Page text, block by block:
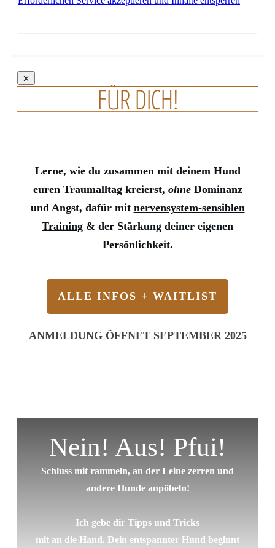
FÜR DICH!
Lerne, wie du zusammen mit deinem Hund
euren Traumalltag kreierst, ohne Dominanz
und Angst, dafür mit nervensystem-sensiblen
Training & der Stärkung deiner eigenen
Persönlichkeit.
ALLE INFOS + WAITLIST
ANMELDUNG ÖFFNET SEPTEMBER 2025
Nein! Aus! Pfui!
Schluss mit rammeln, an der Leine zerren und
andere Hunde anpöbeln!
Ich gebe dir Tipps und Tricks
mit an die Hand. Dein entspannter Hund beginnt